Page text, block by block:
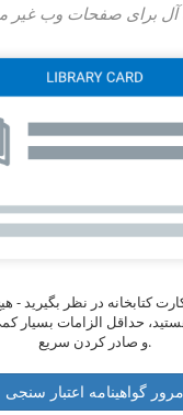
آل برای صفحات وب غیر
حداقل الزامات بسیار
و صادر کردن سریع.
مرور گواهینامه اعتبار سنجی